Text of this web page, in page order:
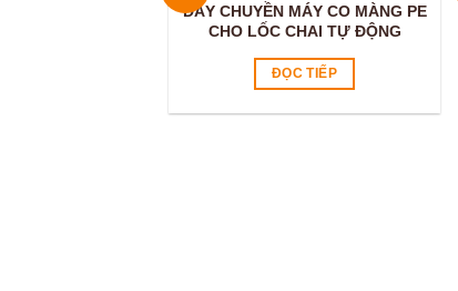
DÂY CHUYỀN MÁY CO MÀNG PE
CHO LỐC CHAI TỰ ĐỘNG
ĐỌC TIẾP